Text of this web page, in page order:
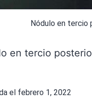
Nódulo en tercio
en tercio
el febrero 1, 2022